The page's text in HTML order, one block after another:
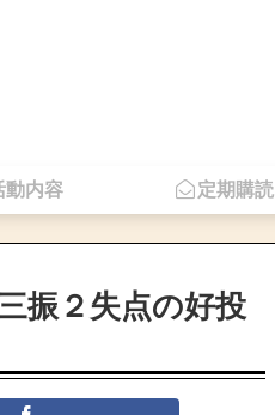
動内容 定期購読
振２失点の好投